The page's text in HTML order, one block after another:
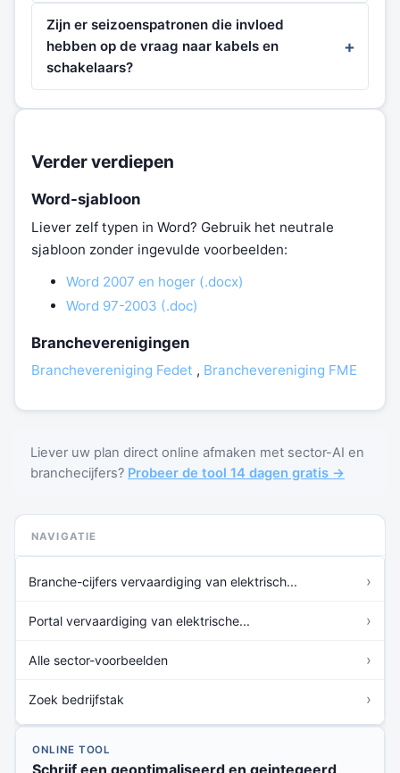
Zijn er seizoenspatronen die invloed
hebben op de vraag naar kabels en
schakelaars?
Verder verdiepen
Word-sjabloon
Liever zelf typen in Word? Gebruik het neutrale
sjabloon zonder ingevulde voorbeelden:
Word 2007 en hoger (.docx)
Word 97-2003 (.doc)
Brancheverenigingen
Branchevereniging Fedet , Branchevereniging FME
Liever uw plan direct online afmaken met sector-AI en
branchecijfers? Probeer de tool 14 dagen gratis →
NAVIGATIE
Branche-cijfers vervaardiging van elektrisch... ›
Portal vervaardiging van elektrische... ›
Alle sector-voorbeelden ›
Zoek bedrijfstak ›
ONLINE TOOL